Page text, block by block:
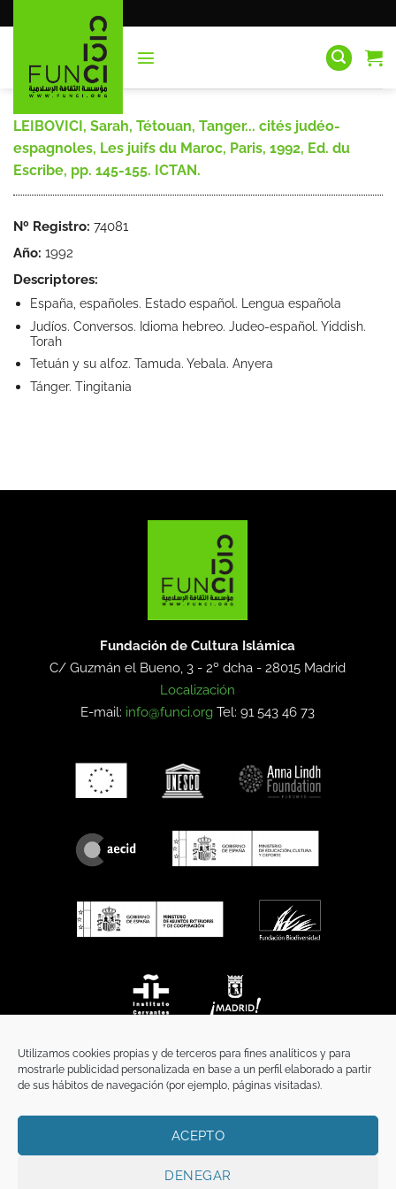
Utilizamos cookies propias y de terceros para fines analíticos y para
mostrarle publicidad personalizada en base a un perfil elaborado a partir
de sus hábitos de navegación (por ejemplo, páginas visitadas).
ACEPTO
DENEGAR
al
LEIBOVICI, Sarah, Tétouan, Tanger... cités judéo-
espagnoles, Les juifs du Maroc, Paris, 1992, Ed. du
Escribe, pp. 145-155. ICTAN.
Nº Registro: 74081
Año: 1992
Descriptores:
España, españoles. Estado español. Lengua española
Judíos. Conversos. Idioma hebreo. Judeo-español. Yiddish.
Torah
Tetuán y su alfoz. Tamuda. Yebala. Anyera
Tánger. Tingitania
Fundación de Cultura Islámica
C/ Guzmán el Bueno, 3 - 2º dcha -28015 Madrid
Localización
E-mail: info@funci.org Tel: 91 543 46 73
TÉRMINOS Y CONDICIONES